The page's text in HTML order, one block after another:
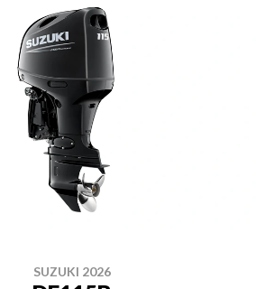
SUZUKI 2026